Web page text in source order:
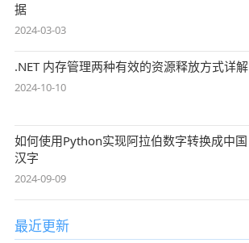
据
2024-03-03
.NET 内存管理两种有效的资源释放方式详解
2024-10-10
如何使用Python实现阿拉伯数字转换成中国
汉字
2024-09-09
最近更新